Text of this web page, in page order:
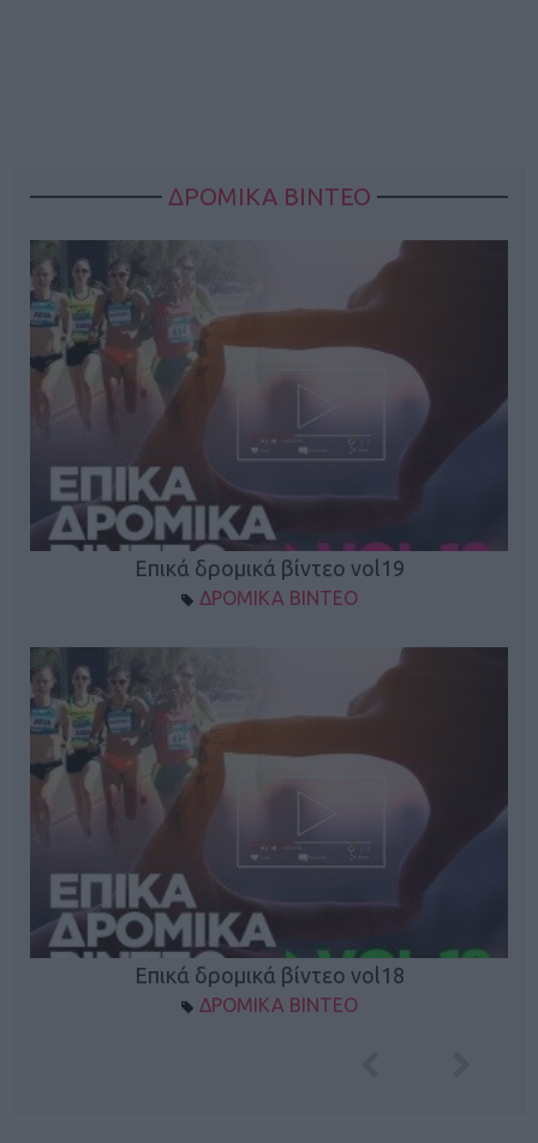
ΔΡΟΜΙΚΑ ΒΙΝΤΕΟ
Επικά δρομικά βίντεο vol19
ΔΡΟΜΙΚΑ ΒΙΝΤΕΟ
Επικά δρομικά βίντεο vol18
ΔΡΟΜΙΚΑ ΒΙΝΤΕΟ